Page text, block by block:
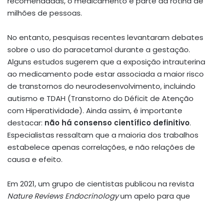
milhões de pessoas.
No entanto, pesquisas recentes levantaram debates
sobre o uso do paracetamol durante a gestação.
Alguns estudos sugerem que a exposição intrauterina
ao medicamento pode estar associada a maior risco
de transtornos do neurodesenvolvimento, incluindo
autismo e TDAH (Transtorno do Déficit de Atenção
com Hiperatividade). Ainda assim, é importante
destacar: não há consenso científico definitivo.
Especialistas ressaltam que a maioria dos trabalhos
estabelece apenas correlações, e não relações de
causa e efeito.
Em 2021, um grupo de cientistas publicou na revista
Nature Reviews Endocrinologyum apelo para que